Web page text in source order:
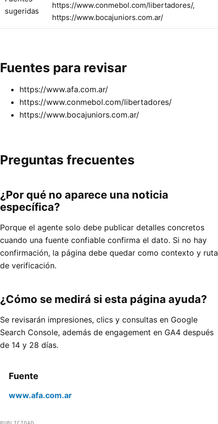
sugeridas
https://www.conmebol.com/libertadores/,
https://www.bocajuniors.com.ar/
Fuentes para revisar
https://www.afa.com.ar/
https://www.conmebol.com/libertadores/
https://www.bocajuniors.com.ar/
Preguntas frecuentes
¿Por qué no aparece una noticia
específica?
Porque el agente solo debe publicar detalles concretos
cuando una fuente confiable confirma el dato. Si no hay
confirmación, la página debe quedar como contexto y ruta
de verificación.
¿Cómo se medirá si esta página ayuda?
Se revisarán impresiones, clics y consultas en Google
Search Console, además de engagement en GA4 después
de 14 y 28 días.
Fuente
www.afa.com.ar